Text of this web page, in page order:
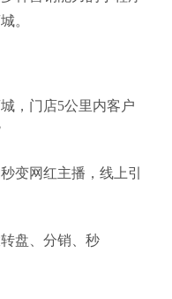
。
，门店5公里内客户
变网红主播，线上引
盘、分销、秒